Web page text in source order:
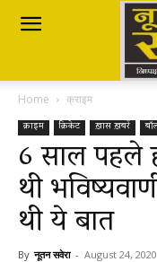
Nutan
Savera
नूतन
सवेरा
Home क्राइम
क्राइम क्रिकेट ख़ास ख़बरें
6 साल पहले
थी
थी ये बात
By नूतन सवेरा - August 24, 2020